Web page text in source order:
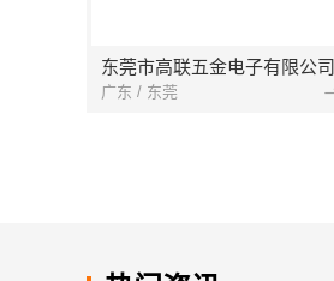
东莞市高联五金电子有限公司
广东 / 东莞